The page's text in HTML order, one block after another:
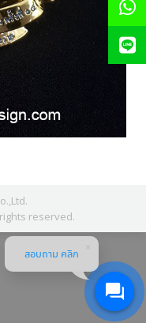
reserved.
สอบถาม คลิก